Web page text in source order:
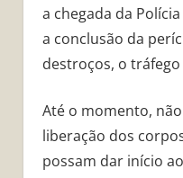
a chegada da
a conclusão da
destroços, o
Até o momento,
liberação dos
possam dar início